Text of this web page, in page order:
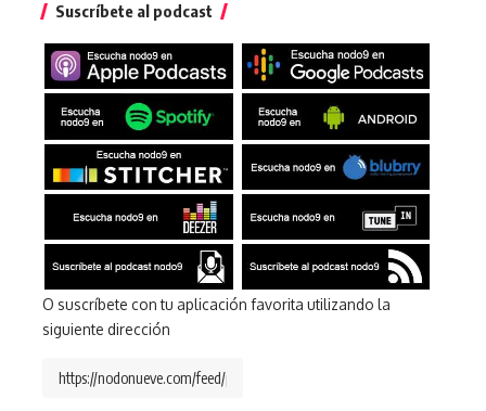
Suscríbete al podcast
O suscríbete con tu aplicación favorita utilizando la
siguiente dirección